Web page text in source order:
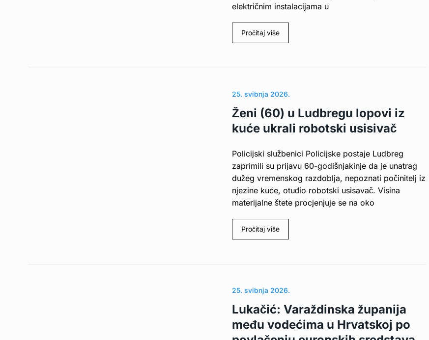
električnim instalacijama u
Pročitaj više
25. svibnja 2026.
Ženi (60) u Ludbregu lopovi iz
kuće ukrali robotski usisivač
Policijski službenici Policijske postaje Ludbreg
zaprimili su prijavu 60-godišnjakinje da je unatrag
dužeg vremenskog razdoblja, nepoznati počinitelj iz
njezine kuće, otuđio robotski usisavač. Visina
materijalne štete procjenjuje se na oko
Pročitaj više
25. svibnja 2026.
Lukačić: Varaždinska županija
među vodećima u Hrvatskoj po